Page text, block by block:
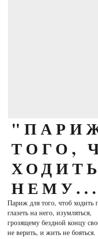
ТОГО,
Париж для того, чтоб ходить
глазеть на него, изумляться,
грозящему бездной концу
не верить, и жить не бояться.